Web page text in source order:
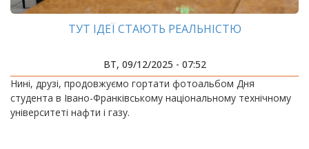
ТУТ ІДЕЇ СТАЮТЬ РЕАЛЬНІСТЮ
ВТ, 09/12/2025 - 07:52
Нині, друзі, продовжуємо гортати фотоальбом Дня
студента в Івано-Франківському національному технічному
університеті нафти і газу.